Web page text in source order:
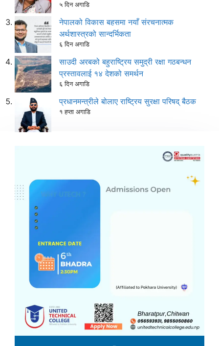
५ दिन अगाडि
नेपालको विकास बहसमा नयाँ संरचनात्मक
अर्थशास्त्रको सान्दर्भिकता
६ दिन अगाडि
साउदी अरबको बहुराष्ट्रिय समुद्री रक्षा गठबन्धन
प्रस्तावलाई १४ देशको समर्थन
६ दिन अगाडि
प्रधानमन्त्रीले बोलाए राष्ट्रिय सुरक्षा परिषद् बैठक
१ हप्ता अगाडि